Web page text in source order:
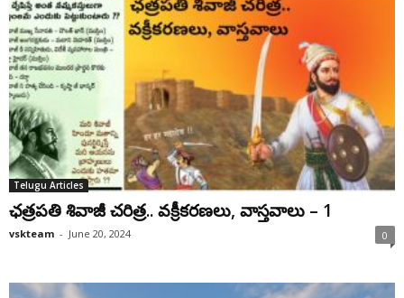
Telugu Articles
ఛ‌త్ర‌ప‌తి శివాజీ చరిత్ర‌.. వ‌క్రీక‌ర‌ణ‌లు, వాస్త‌వాలు – 1
vskteam - June 20, 2024 0